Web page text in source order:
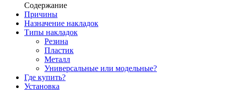
Содержание
Причины
Назначение накладок
Типы накладок
Резина
Пластик
Металл
Универсальные или модельные?
Где купить?
Установка